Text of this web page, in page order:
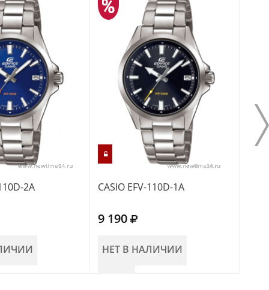
2A CASIO EFV-110D-1A
9 190
НЕТ В НАЛИЧИИ